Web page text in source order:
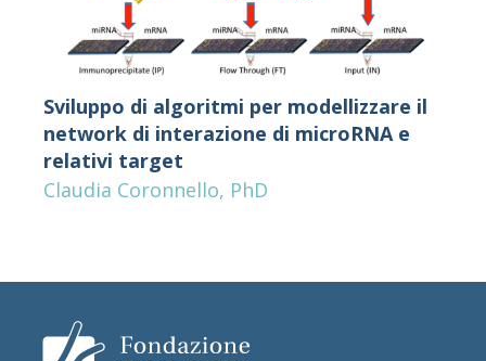
Sviluppo di algoritmi per modellizzare il
network di interazione di microRNA e
relativi target
Claudia Coronnello, PhD